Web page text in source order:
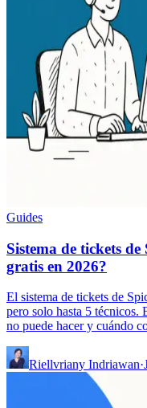
Guides
Sistema de tickets
gratis en 2026?
El sistema de tickets de
pero solo hasta 5 técnicos.
no puede hacer y cuándo
Riellvriany Indriawan·